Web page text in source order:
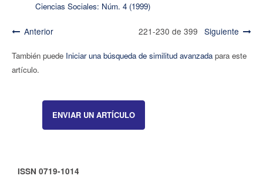
Ciencias Sociales: Núm. 4 (1999)
Anterior 221-230 de 399 Siguiente
También puede Iniciar una búsqueda de similitud avanzadapara este
artículo.
ENVIAR UN ARTÍCULO
ISSN 0719-1014